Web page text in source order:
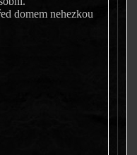
domem nehezkou